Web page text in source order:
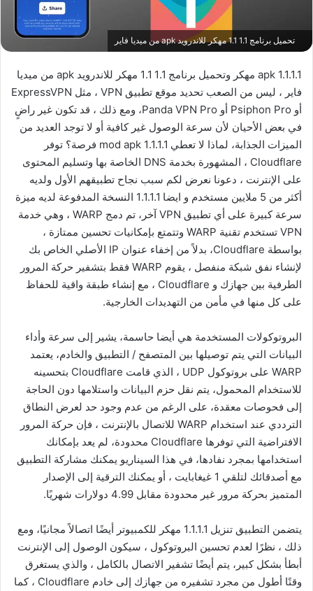
تحميل برنامج 1.1 1.1 مهكر للاندرويد apk من ميديا فاير
1.1.1.1 apk مهكر وتحميل برنامج 1.1 1.1 مهكر للاندرويد apk من ميديا
فاير ، ليس من الصعب تحديد موقع تطبيق VPN ، مثل ExpressVPN
أو Psiphon Pro أو Panda VPN Pro، ومع ذلك ، قد تكون غير راضٍ
في بعض الأحيان لأن سرعة الوصول غير كافية أو لا توجد العديد من
الميزات الجذابة، لماذا لا تعطي 1.1.1.1 mod apk فرصة؟ توفر
Cloudflare ، المشهورة بخدمة DNS الخاصة بها وتسليم المحتوى
على الإنترنت ، دعونا نعرض لكم سبب نجاح تطبيقهم الأول ولديه
أكثر من 5 ملايين مستخدم و ايضا 1.1.1.1 النسخة المدفوعة لديه ميزة
سرعة كبيرة على أي تطبيق VPN آخر، تم دمج WARP ، وهي خدمة
VPN تستخدم تقنية WARP وتتمتع بإمكانيات تحسين ممتازة ،
بواسطة Cloudflare، بدلاً من إخفاء عنوان IP الأصلي الخاص بك
لإنشاء نفق شبكة منفصل ، يقوم WARP فقط بتشفير حركة المرور
الطرفية بين جهازك و Cloudflare ، مع إنشاء طبقة واقية للحفاظ
على كل منها في مأمن من التهديدات الخارجية.
البروتوكولات المستخدمة هي أيضا حاسمة، يشير إلى سرعة وأداء
البيانات التي يتم توصيلها بين المتصفح / التطبيق والخادم، يعتمد
WARP على بروتوكول UDP ، الذي قامت Cloudflare بتحسينه
للاستخدام المحمول، يتم نقل حزم البيانات واستلامها دون الحاجة
إلى فحوصات معقدة، على الرغم من عدم وجود حد لعرض النطاق
الترددي عند استخدام WARP للاتصال بالإنترنت ، فإن حركة المرور
الافتراضية التي توفرها Cloudflare محدودة، لم يعد بإمكانك
استخدامها بمجرد نفادها، في هذا السيناريو يمكنك مشاركة التطبيق
مع أصدقائك لتلقي 1 غيغابايت ، أو يمكنك الترقية إلى الإصدار
المتميز بحركة مرور غير محدودة مقابل 4.99 دولارات شهريًا.
يتضمن التطبيق تنزيل 1.1.1.1 مهكر للكمبيوتر أيضًا اتصالاً مجانيًا، ومع
ذلك ، نظرًا لعدم تحسين البروتوكول ، سيكون الوصول إلى الإنترنت
أبطأ بشكل كبير، يتم أيضًا تشفير الاتصال بالكامل ، والذي يستغرق
وقتًا أطول من مجرد تشفيره من جهازك إلى خادم Cloudflare ، كما